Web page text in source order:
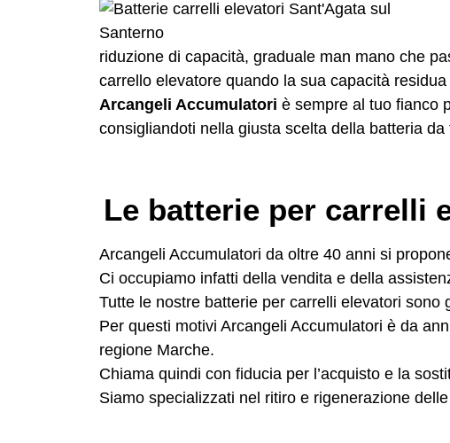
riduzione di capacità, graduale man mano che
carrello elevatore quando la sua capacità
Arcangeli Accumulatori è sempre al tuo fianco
consigliandoti nella giusta scelta della batteria
Le batterie per carrelli
Arcangeli Accumulatori da oltre 40 anni si
Ci occupiamo infatti della vendita e della
Tutte le nostre batterie per carrelli elevatori
Per questi motivi Arcangeli Accumulatori è da
regione Marche.
Chiama quindi con fiducia per l’acquisto e la
Siamo specializzati nel ritiro e rigenerazione